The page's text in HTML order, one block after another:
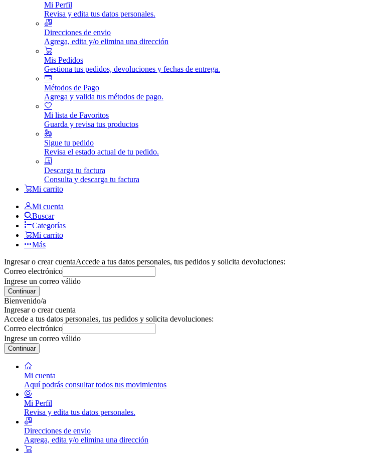
Mi Perfil
Revisa y edita tus datos personales.
Direcciones de envio
Agrega, edita y/o elimina una dirección
Mis Pedidos
Gestiona tus pedidos, devoluciones y fechas de entrega.
Métodos de Pago
Agrega y valida tus métodos de pago.
Mi lista de Favoritos
Guarda y revisa tus productos
Sigue tu pedido
Revisa el estado actual de tu pedido.
Descarga tu factura
Consulta y descarga tu factura
Mi carrito
Mi cuenta
Buscar
Categorías
Mi carrito
Más
Ingresar o crear cuentaAccede a tus datos personales, tus pedidos y solicita devoluciones:
Correo electrónico
Ingrese un correo válido
Continuar
Bienvenido/a
Ingresar o crear cuenta
Accede a tus datos personales, tus pedidos y solicita devoluciones:
Correo electrónico
Ingrese un correo válido
Continuar
Mi cuenta
Aquí podrás consultar todos tus movimientos
Mi Perfil
Revisa y edita tus datos personales.
Direcciones de envio
Agrega, edita y/o elimina una dirección